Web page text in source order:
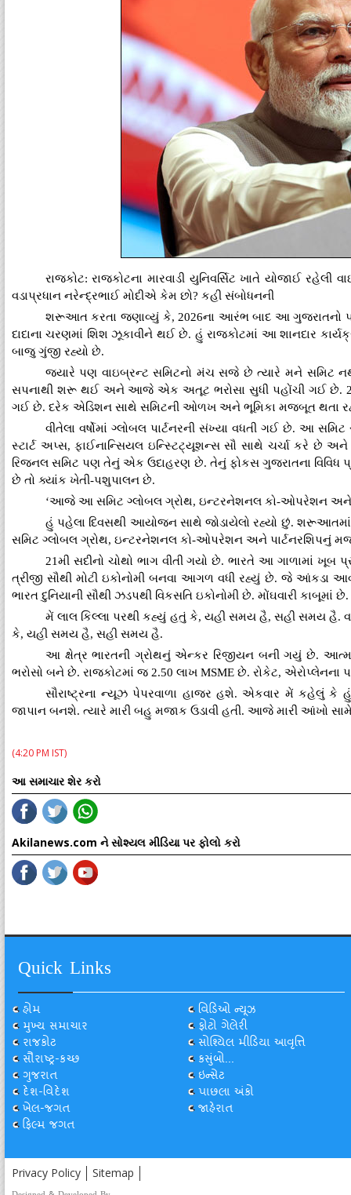
રાજકોટ: રાજકોટના મારવાડી યુનિવર્સિટ ખાતે યોજાઈ
વડાપ્રધાન નરેન્દ્રભાઈ મોદીએ કેમ છો? કહી સંબોધનની
શરૂઆત કરતા જણાવ્યું કે, 2026ના આરંભ બાદ આ ગુજરાતનો
દાદાના ચરણમાં શિશ ઝૂકાવીને થઈ છે. હું રાજકોટમાં આ શાનદાર
બાજુ ગુંજી રહ્યો છે.
જ્યારે પણ વાઇબ્રન્ટ સમિટનો મંચ સજે છે ત્યારે મને સમિટ
સપનાથી શરૂ થઈ અને આજે એક અતૂટ ભરોસા સુધી પહોંચી ગઈ છે. 2
ગઈ છે. દરેક એડિશન સાથે સમિટની ઓળખ અને ભૂમિકા મજબૂત થતા
વીતેલા વર્ષોમાં ગ્લોબલ પાર્ટનરની સંખ્યા વધતી ગઈ છે. આ
સ્ટાર્ટ અપ્સ, ફાઈનાન્સિયલ ઇન્સ્ટિટ્યૂશન્સ સૌ સાથે ચર્ચા કરે છે
રિજનલ સમિટ પણ તેનું એક ઉદાહરણ છે. તેનું ફોકસ ગુજરાતના વિવિધ
છે તો ક્યાંક ખેતી-પશુપાલન છે.
‘આજે આ સમિટ ગ્લોબલ ગ્રોથ, ઇન્ટરનેશનલ કો-ઓપરેશન અને
હું પહેલા દિવસથી આયોજન સાથે જોડાયેલો રહ્યો છું.
સમિટ ગ્લોબલ ગ્રોથ, ઇન્ટરનેશનલ કો-ઓપરેશન અને પાર્ટનરશિપનું
21મી સદીનો ચોથો ભાગ વીતી ગયો છે. ભારતે આ ગાળામાં ખૂબ
ત્રીજી સૌથી મોટી ઇકોનોમી બનવા આગળ વધી રહ્યું છે. જે આંકડા
ભારત દુનિયાની સૌથી ઝડપથી વિકસતિ ઇકોનોમી છે. મોંઘવારી
મેં લાલ કિલ્લા પરથી કહ્યું હતું કે, યહી સમય હૈ, સહી સમય
કે, યહી સમય હૈ, સહી સમય હૈ.
આ ક્ષેત્ર ભારતની ગ્રોથનું એન્કર રિજીયન બની ગયું છે.
ભરોસો બને છે. રાજકોટમાં જ 2.50 લાખ MSME છે. રોકેટ, એરોપ્લેનના
સૌરાષ્ટ્રના ન્યૂઝ પેપરવાળા હાજર હશે. એકવાર મેં કહેલું
જાપાન બનશે. ત્યારે મારી બહુ મજાક ઉડાવી હતી. આજે મારી આંખો
(4:20 PM IST)
આ સમાચાર શેર કરો
Akilanews.com ને સોશ્યલ મીડિયા પર ફોલો કરો
Quick Links
હોમ
મુખ્ય સમાચાર
રાજકોટ
સૌરાષ્ટ્ર-કચ્છ
ગુજરાત
દેશ-વિદેશ
ખેલ-જગત
ફિલ્મ જગત
વિડિઓ ન્યૂઝ
ફોટો ગેલેરી
સોશ્યિલ મીડિયા આવૃત્તિ
કસુંબો...
ઇન્સેટ
પાછલા અંકો
જાહેરાત
Privacy Policy Sitemap